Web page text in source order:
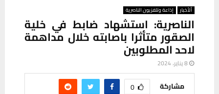
ألأخبار إذاعة وتلفزيون الناصرية
الناصرية: استشهاد ضابط في خلية
الصقور متأثرا باصابته خلال مداهمة
لاحد المطلوبين
8 يناير، 2024
مشاركة 0